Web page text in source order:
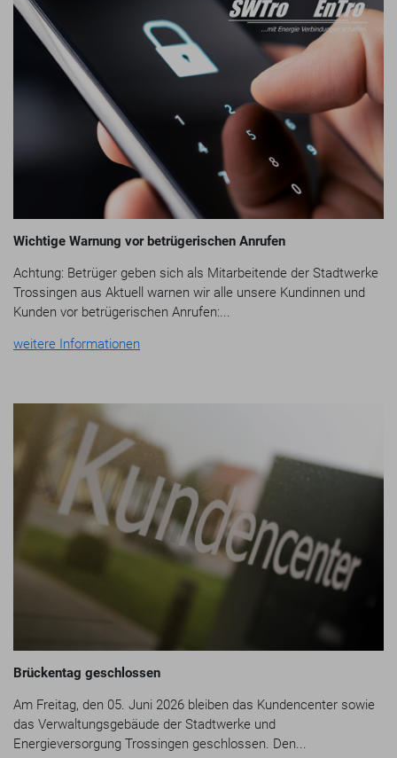
Wichtige Warnung vor betrügerischen Anrufen
Achtung: Betrüger geben sich als Mitarbeitende der Stadtwerke
Trossingen aus Aktuell warnen wir alle unsere Kundinnen und
Kunden vor betrügerischen Anrufen:...
weitere Informationen
Brückentag geschlossen
Am Freitag, den 05. Juni 2026 bleiben das Kundencenter sowie
das Verwaltungsgebäude der Stadtwerke und
Energieversorgung Trossingen geschlossen. Den...